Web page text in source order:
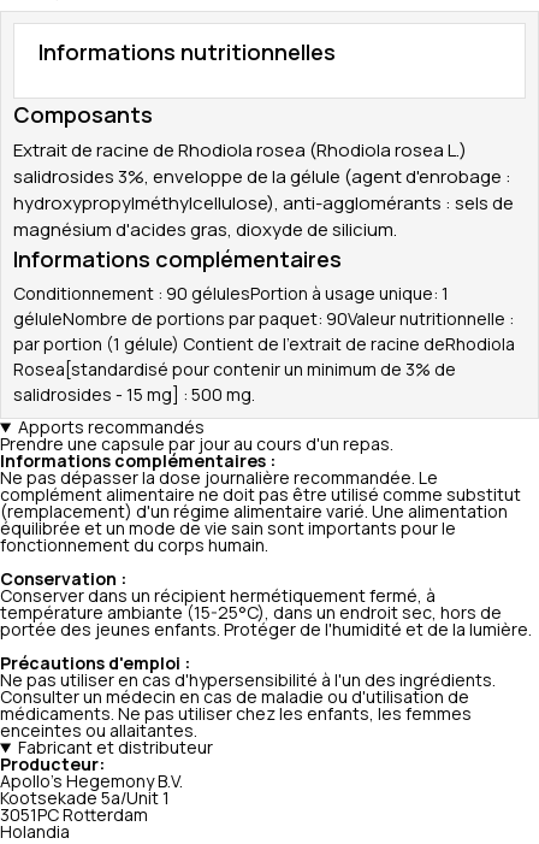
Informations nutritionnelles
Composants
Extrait de racine de Rhodiola rosea (Rhodiola rosea L.)
salidrosides 3%, enveloppe de la gélule (agent d'enrobage :
hydroxypropylméthylcellulose), anti-agglomérants : sels de
magnésium d'acides gras, dioxyde de silicium.
Informations complémentaires
Conditionnement : 90 gélulesPortion à usage unique: 1
géluleNombre de portions par paquet: 90Valeur nutritionnelle :
par portion (1 gélule) Contient de l'extrait de racine deRhodiola
Rosea[standardisé pour contenir un minimum de 3% de
salidrosides - 15 mg] : 500 mg.
Apports recommandés
Prendre une capsule par jour au cours d'un repas.
Informations complémentaires :
Ne pas dépasser la dose journalière recommandée. Le
complément alimentaire ne doit pas être utilisé comme substitut
(remplacement) d'un régime alimentaire varié. Une alimentation
équilibrée et un mode de vie sain sont importants pour le
fonctionnement du corps humain.
Conservation :
Conserver dans un récipient hermétiquement fermé, à
température ambiante (15-25°C), dans un endroit sec, hors de
portée des jeunes enfants. Protéger de l'humidité et de la lumière.
Précautions d'emploi :
Ne pas utiliser en cas d'hypersensibilité à l'un des ingrédients.
Consulter un médecin en cas de maladie ou d'utilisation de
médicaments. Ne pas utiliser chez les enfants, les femmes
enceintes ou allaitantes.
Fabricant et distributeur
Producteur:
Apollo's Hegemony B.V.
Kootsekade 5a/Unit 1
3051PC Rotterdam
Holandia